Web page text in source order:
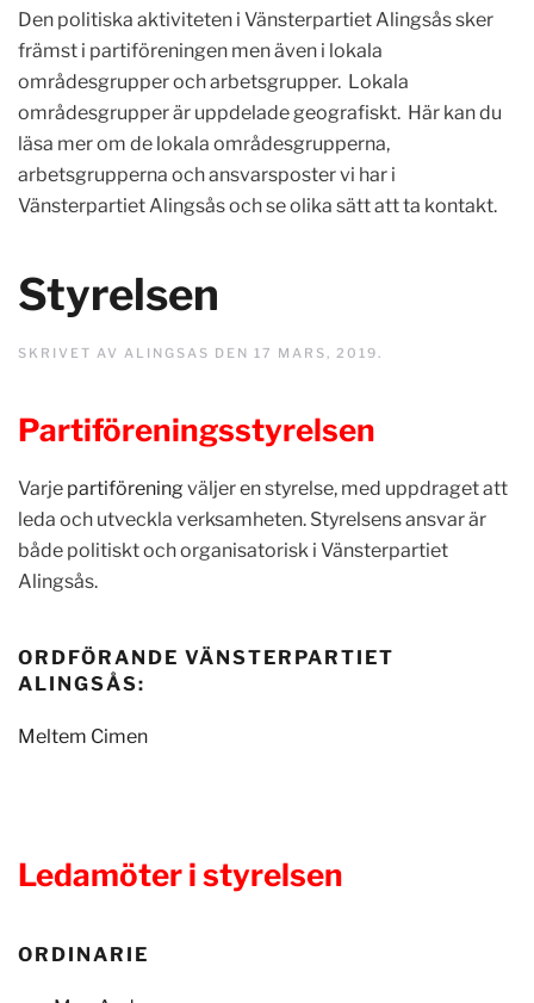
Den politiska aktiviteten i Vänsterpartiet Alingsås sker
främst i partiföreningen men även i lokala
områdesgrupper och arbetsgrupper. Lokala
områdesgrupper är uppdelade geografiskt. Här kan du
läsa mer om de lokala områdesgrupperna,
arbetsgrupperna och ansvarsposter vi har i
Vänsterpartiet Alingsås och se olika sätt att ta kontakt.
Styrelsen
SKRIVET AV ALINGSAS DEN 17 MARS, 2019.
Partiföreningsstyrelsen
Varje partiföreningväljer en styrelse, med uppdraget att
leda och utveckla verksamheten. Styrelsens ansvar är
både politiskt och organisatorisk i Vänsterpartiet
Alingsås.
ORDFÖRANDE VÄNSTERPARTIET
ALINGSÅS:
Meltem Cimen
Ledamöter i styrelsen
ORDINARIE